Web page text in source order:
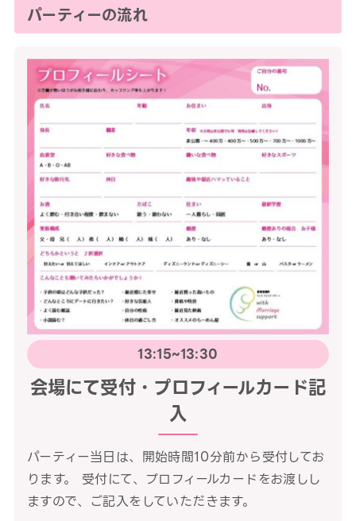
パーティーの流れ
13:15~13:30
会場にて受付・プロフィールカード記
入
パーティー当日は、開始時間10分前から受付してお
ります。 受付にて、プロフィールカードをお渡しし
ますので、ご記入をしていただきます。